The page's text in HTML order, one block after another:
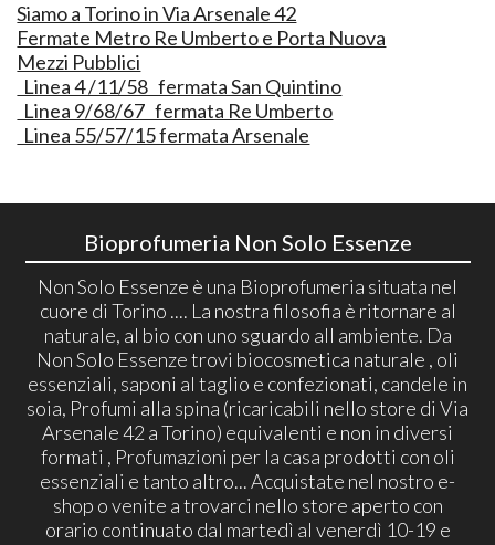
Siamo a Torino in Via Arsenale 42
Fermate Metro Re Umberto e Porta Nuova
Mezzi Pubblici
Linea 4 /11/58 fermata San Quintino
Linea 9/68/67 fermata Re Umberto
Linea 55/57/15 fermata Arsenale
Bioprofumeria Non Solo Essenze
Non Solo Essenze è una Bioprofumeria situata nel
cuore di Torino .... La nostra filosofia è ritornare al
naturale, al bio con uno sguardo all ambiente. Da
Non Solo Essenze trovi biocosmetica naturale , oli
essenziali, saponi al taglio e confezionati, candele in
soia, Profumi alla spina (ricaricabili nello store di Via
Arsenale 42 a Torino) equivalenti e non in diversi
formati , Profumazioni per la casa prodotti con oli
essenziali e tanto altro... Acquistate nel nostro e-
shop o venite a trovarci nello store aperto con
orario continuato dal martedì al venerdì 10-19 e